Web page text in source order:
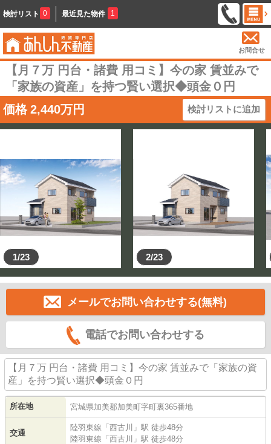
検討リスト 0 最近見た物件 1
お問合せ
【月７万 円台・諸費 用コミ】今の家 賃並みで
「家族の資産」を持つ賢い選択◆頭金０円
価格 2,440万円 検討リストに追加
1/23 2/23
メールでお問い合わせする(無料)
電話でお問い合わせする
【月７万 円台・諸費 用コミ】今の家 賃並みで「家族の資
産」を持つ賢い選択◆頭金０円
所在地 宮城県加美郡加美町字町裏365番地
交通
陸羽東線 「 西古川
」駅 徒歩48分
陸羽東線 「 西古川 」駅 徒歩48分